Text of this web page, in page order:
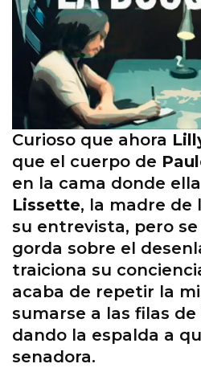
Curioso que ahora
que el cuerpo de
en la cama donde
Lissette, la madre de
su entrevista, pero
gorda sobre el
traiciona su
acaba de repetir la
sumarse a las filas de
dando la espalda a
senadora.